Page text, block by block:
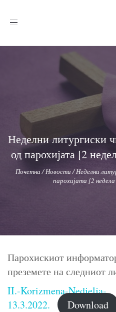
Toggle
Неделни литургиски
од парохијата [2
Почетна/Новости/Неделни
парохијата [2
Парохискиот
преземете на следниот
II.-Korizmena-Nedjelja-
13.3.2022.
Download